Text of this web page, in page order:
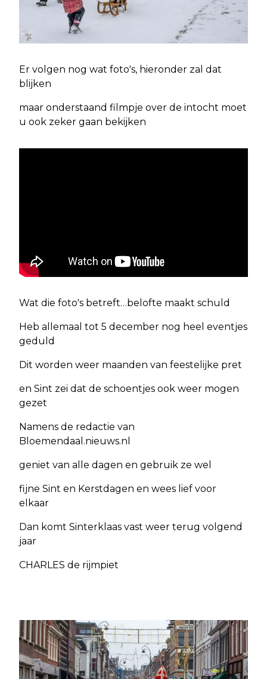
Er volgen nog wat foto's, hieronder zal dat
blijken
maar onderstaand filmpje over de intocht moet
u ook zeker gaan bekijken
Wat die foto's betreft…belofte maakt schuld
Heb allemaal tot 5 december nog heel eventjes
geduld
Dit worden weer maanden van feestelijke pret
en Sint zei dat de schoentjes ook weer mogen
gezet
Namens de redactie van
Bloemendaal.nieuws.nl
geniet van alle dagen en gebruik ze wel
fijne Sint en Kerstdagen en wees lief voor
elkaar
Dan komt Sinterklaas vast weer terug volgend
jaar
CHARLES de rijmpiet